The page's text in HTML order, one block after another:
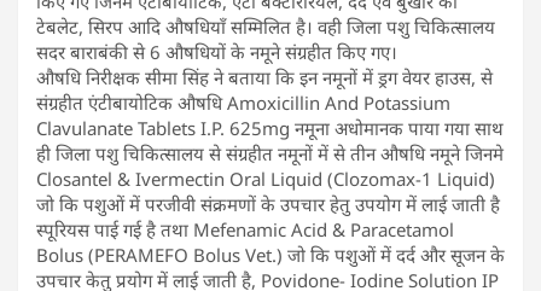
टेबलेट, सिरप आदि औषधियाँ सम्मिलित है। वही जिला पशु चिकित्सालय
सदर बाराबंकी से 6 औषधियों के नमूने संग्रहीत किए गए।
औषधि निरीक्षक सीमा सिंह ने बताया कि इन नमूनों में ड्रग वेयर हाउस, से
संग्रहीत एंटीबायोटिक औषधि Amoxicillin And Potassium
Clavulanate Tablets I.P. 625mg नमूना अधोमानक पाया गया साथ
ही जिला पशु चिकित्सालय से संग्रहीत नमूनों में से तीन औषधि नमूने जिनमे
Closantel & Ivermectin Oral Liquid (Clozomax-1 Liquid)
जो कि पशुओं में परजीवी संक्रमणों के उपचार हेतु उपयोग में लाई जाती है
स्पूरियस पाई गई है तथा Mefenamic Acid & Paracetamol
Bolus (PERAMEFO Bolus Vet.) जो कि पशुओं में दर्द और सूजन के
उपचार केतु प्रयोग में लाई जाती है, Povidone- Iodine Solution IP